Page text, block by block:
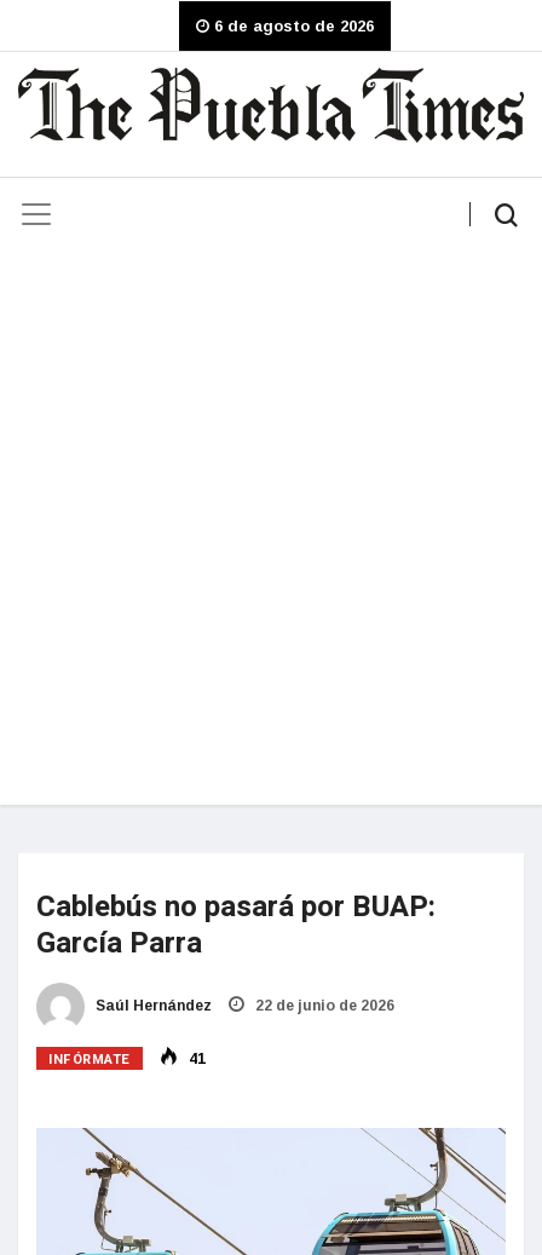
6 de agosto de 2026
Cablebús no pasará por BUAP:
García Parra
Saúl Hernández 22 de junio de 2026
INFÓRMATE 41